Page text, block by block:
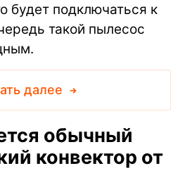
будет подключаться к
такой пылесос
далее
обычный
конвектор от